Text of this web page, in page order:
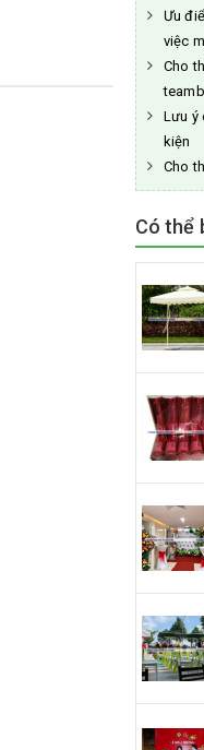
Ưu
việc
Cho
Lưu ý
kiện
Cho
Có thể